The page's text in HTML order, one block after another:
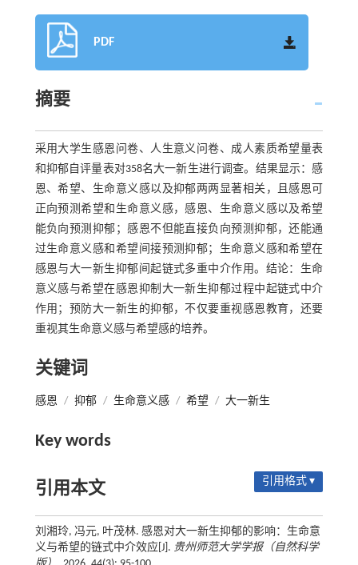
PDF
摘要
采用大学生感恩问卷、人生意义问卷、成人素质希望量表
和抑郁自评量表对358名大一新生进行调查。结果显示：感
恩、希望、生命意义感以及抑郁两两显著相关，且感恩可
正向预测希望和生命意义感，感恩、生命意义感以及希望
能负向预测抑郁；感恩不但能直接负向预测抑郁，还能通
过生命意义感和希望间接预测抑郁；生命意义感和希望在
感恩与大一新生抑郁间起链式多重中介作用。结论：生命
意义感与希望在感恩抑制大一新生抑郁过程中起链式中介
作用；预防大一新生的抑郁，不仅要重视感恩教育，还要
重视其生命意义感与希望感的培养。
关键词
感恩 / 抑郁 / 生命意义感 / 希望 / 大一新生
Key words
引用本文 引用格式 ▾
刘湘玲, 冯元, 叶茂林. 感恩对大一新生抑郁的影响：生命意
义与希望的链式中介效应[J]. 贵州师范大学学报（自然科学